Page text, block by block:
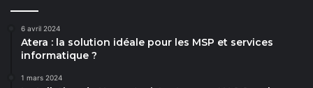
6 avril 2024
Atera : la solution idéale pour les MSP et services
informatique ?
1 mars 2024